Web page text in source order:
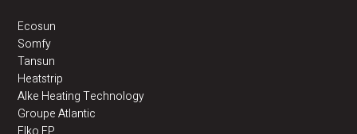
Ecosun
Somfy
Tansun
Heatstrip
Alke Heating Technology
Groupe Atlantic